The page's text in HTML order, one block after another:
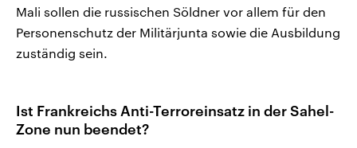
Mali sollen die russischen Söldner vor allem für den
Personenschutz der Militärjunta sowie die Ausbildung
zuständig sein.
Ist Frankreichs Anti-Terroreinsatz in der Sahel-
Zone nun beendet?